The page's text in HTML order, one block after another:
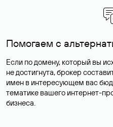
Помогаем с
Если по домену, который вы
не достигнута, брокер
имен в интересующем вас
тематике вашего интернет-
бизнеса.